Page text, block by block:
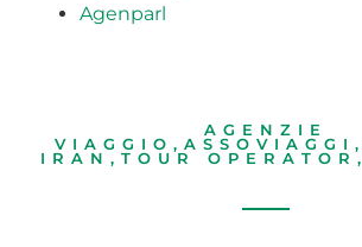
Agenparl
AGENZIE
VIAGGIO , ASSOVIAGGI ,
IRAN , TOUR OPERATOR,